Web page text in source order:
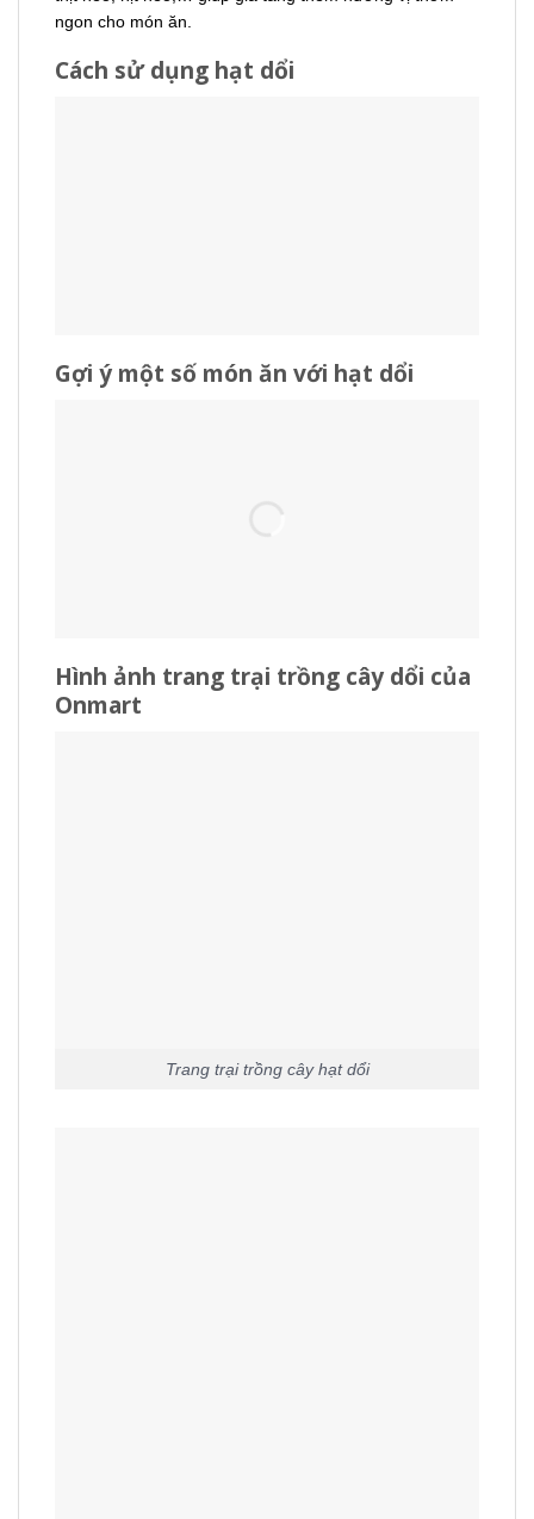
ngon cho món ăn.
Cách sử dụng hạt dổi
Gợi ý một số món ăn với hạt dổi
Hình ảnh trang trại trồng cây dổi của
Onmart
Trang trại trồng cây hạt dổi